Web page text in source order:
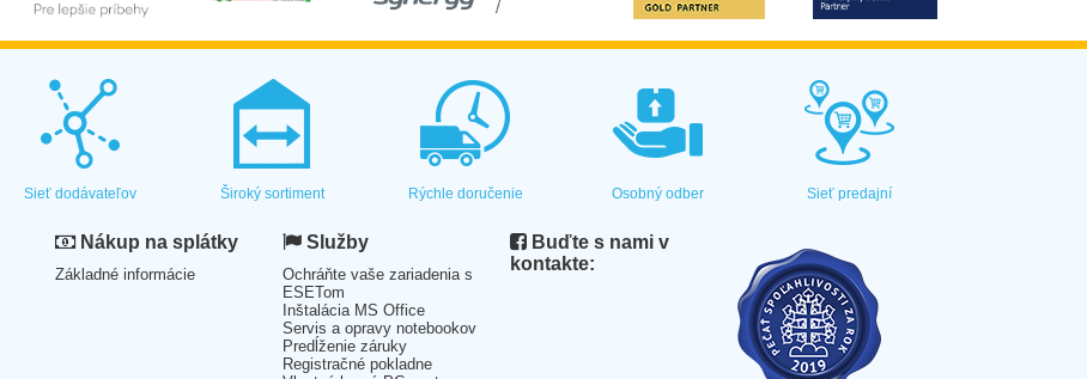
Sieť dodávateľov Široký sortiment Rýchle doručenie Osobný odber Sieť predajní
Nákup na splátky
Základné informácie
Služby
Ochráňte vaše zariadenia s
ESETom
Inštalácia MS Office
Servis a opravy notebookov
Predĺženie záruky
Registračné pokladne
Buďte s nami v
kontakte: